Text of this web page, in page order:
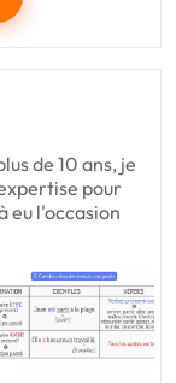
de 10 ans, je
pour
eu l'occasion